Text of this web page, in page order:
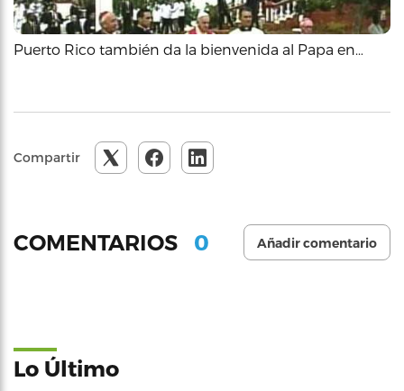
Puerto Rico también da la bienvenida al Papa en…
Compartir
COMENTARIOS 0 Añadir comentario
Lo Último